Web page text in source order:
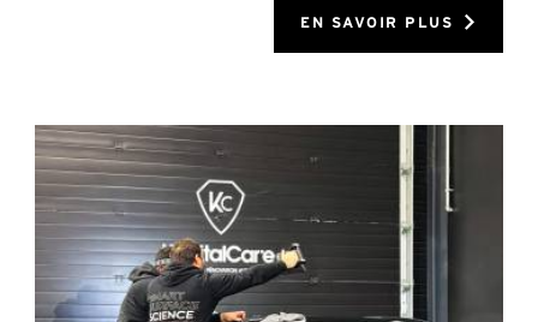
EN SAVOIR PLUS